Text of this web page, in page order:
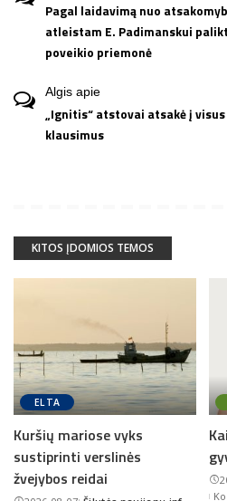
Pagal laidavimą nuo
atleistam E. Padimanskui
poveikio priemonė
Algis apie
„Ignitis“ atstovai atsakė į
klausimus
KITOS ĮDOMIOS TEMOS
ELTA
Kuršių mariose vyks
sustiprinti verslinės
žvejybos reidai